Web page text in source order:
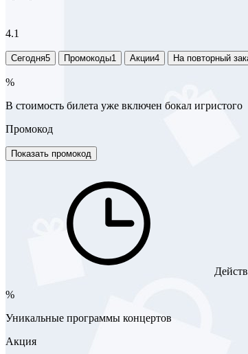
4.1
Сегодня5 Промокоды1 Акции4 На повторный
%
В стоимость билета уже включен бокал игристого
Промокод
Показать промокод
%
Уникальные программы концертов
Акция